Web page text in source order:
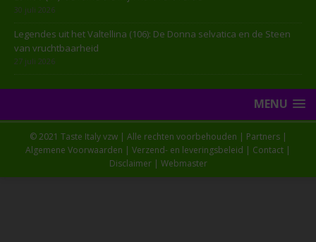
30 juli 2026
Legendes uit het Valtellina (106): De Donna selvatica en de Steen
van vruchtbaarheid
27 juli 2026
MENU
© 2021 Taste Italy vzw | Alle rechten voorbehouden | Partners|
Algemene Voorwaarden | Verzend- en leveringsbeleid | Contact |
Disclaimer| Webmaster